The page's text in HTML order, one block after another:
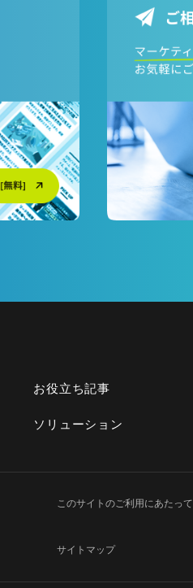
お役立ち記事
ソリューション
このサイトのご利用にあたって
サイトマップ